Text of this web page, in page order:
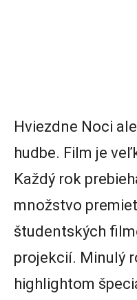
Hviezdne Noci
hudbe. Film je
Každý rok
množstvo
študentských
projekcií. Minulý
highlightom